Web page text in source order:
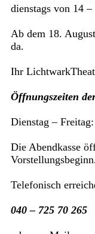
dienstags von 14
Ab dem 18.
da.
Ihr
Öffnungszeiten
Dienstag –
Die Abendkasse
Telefonisch
040 – 725 70 265